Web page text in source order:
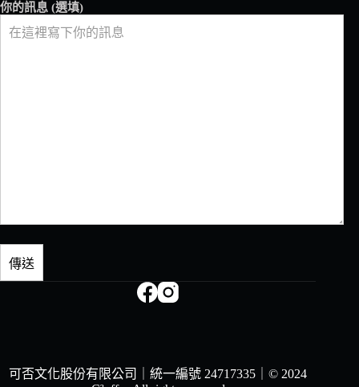
你的訊息 (選填)
可否文化股份有限公司｜統一編號 24717335｜© 2024